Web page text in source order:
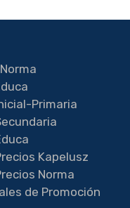
Primaria
Kapelusz
Norma
de Promoción